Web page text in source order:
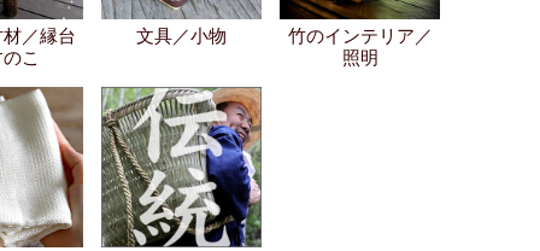
／縁台
こ
文具／小物
竹のインテリア／
照明